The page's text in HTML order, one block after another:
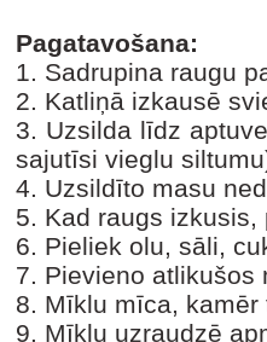
Pagatavošana:
1. Sadrupina raugu
2. Katliņā izkausē
3. Uzsilda līdz
sajutīsi vieglu
4. Uzsildīto masu
5. Kad raugs
6. Pieliek olu, sāli,
7. Pievieno atlikušos
8. Mīklu mīca, kamēr
9. Mīklu uzraudzē